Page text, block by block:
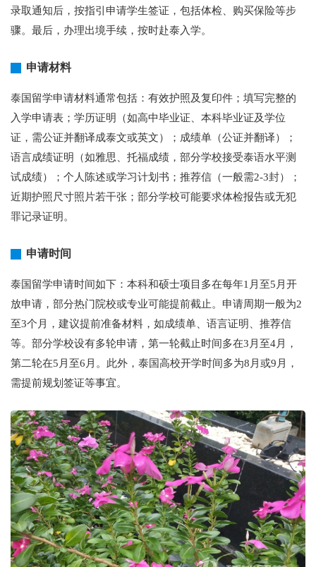
录取通知后，按指引申请学生签证，包括体检、购买保险等步
骤。最后，办理出境手续，按时赴泰入学。
申请材料
泰国留学申请材料通常包括：有效护照及复印件；填写完整的
入学申请表；学历证明（如高中毕业证、本科毕业证及学位
证，需公证并翻译成泰文或英文）；成绩单（公证并翻译）；
语言成绩证明（如雅思、托福成绩，部分学校接受泰语水平测
试成绩）；个人陈述或学习计划书；推荐信（一般需2-3封）；
近期护照尺寸照片若干张；部分学校可能要求体检报告或无犯
罪记录证明。
申请时间
泰国留学申请时间如下：本科和硕士项目多在每年1月至5月开
放申请，部分热门院校或专业可能提前截止。申请周期一般为2
至3个月，建议提前准备材料，如成绩单、语言证明、推荐信
等。部分学校设有多轮申请，第一轮截止时间多在3月至4月，
第二轮在5月至6月。此外，泰国高校开学时间多为8月或9月，
需提前规划签证等事宜。